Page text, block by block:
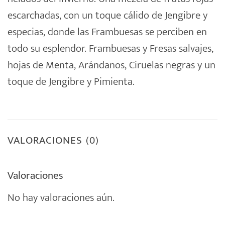
escarchadas, con un toque cálido de Jengibre y
especias, donde las Frambuesas se perciben en
todo su esplendor. Frambuesas y Fresas salvajes,
hojas de Menta, Arándanos, Ciruelas negras y un
toque de Jengibre y Pimienta.
VALORACIONES (0)
Valoraciones
No hay valoraciones aún.